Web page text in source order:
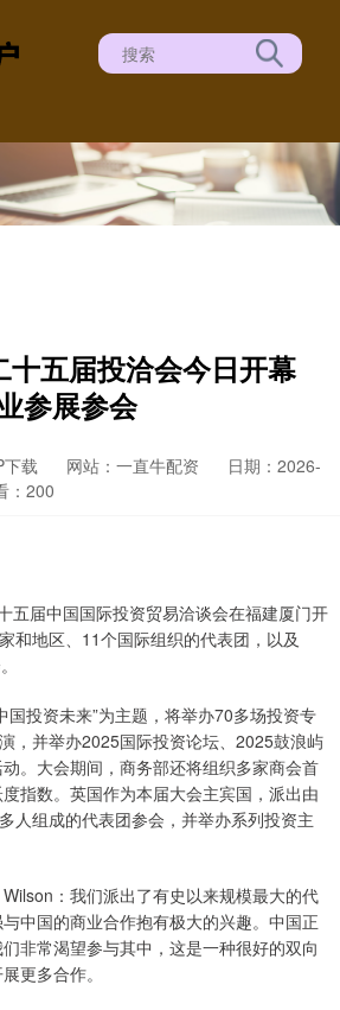
十五届投洽会今日开幕
参展参会
下载 网站：一直牛配资
日期：2026-
：200
届中国国际投资贸易洽谈会在福建厦门开
和地区、11个国际组织的代表团，以及
投资未来”为主题，将举办70多场投资专
，并举办2025国际投资论坛、2025鼓浪屿
。大会期间，商务部还将组织多家商会首
指数。英国作为本届大会主宾国，派出由
人组成的代表团参会，并举办系列投资主
：我们派出了有史以来规模最大的代
中国的商业合作抱有极大的兴趣。中国正
非常渴望参与其中，这是一种很好的双向
更多合作。